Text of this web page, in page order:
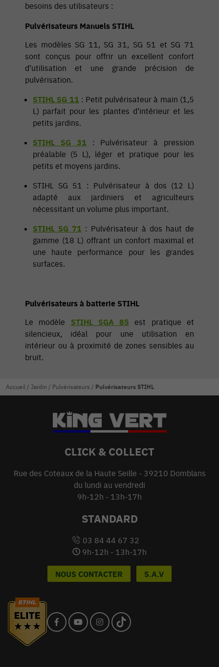
besoins des utilisateurs :
Pulvérisateurs Manuels STIHL
Les modèles SG 11, SG 31, SG 51 et SG 71
sont conçus pour offrir un excellent confort
d’utilisation et une grande précision de
pulvérisation.
STIHL SG 11 : Petit pulvérisateur à main (1,5
L) parfait pour les plantes d’intérieur et les
petits jardins.
STIHL SG 31 : Pulvérisateur à pression
préalable (5 L), léger et pratique pour les
petits et moyens jardins.
STIHL SG 51 : Pulvérisateur à dos (12 L)
adapté aux jardiniers et agriculteurs
nécessitant un volume plus important.
STIHL SG 71 : Pulvérisateur à dos haut de
gamme (18 L) offrant un confort maximal et
une haute performance pour les grandes
surfaces.
Pulvérisateurs à batterie STIHL
Le modèle STIHL SGA 85 est pratique et
silencieux, idéal pour une utilisation en
intérieur ou à proximité de zones sensibles au
bruit.
Accueil / Jardin / Pulvérisateurs / Pulvérisateurs STIHL
CLICK & COLLECT
Rue des Coteaux de la Haute Seille - 39210 Domblans
du lundi au vendredi
9h-12h - 13h-17h
STANDARD
03 84 44 67 32
9h-12h - 13h-17h
NOUS CONTACTER S.A.V